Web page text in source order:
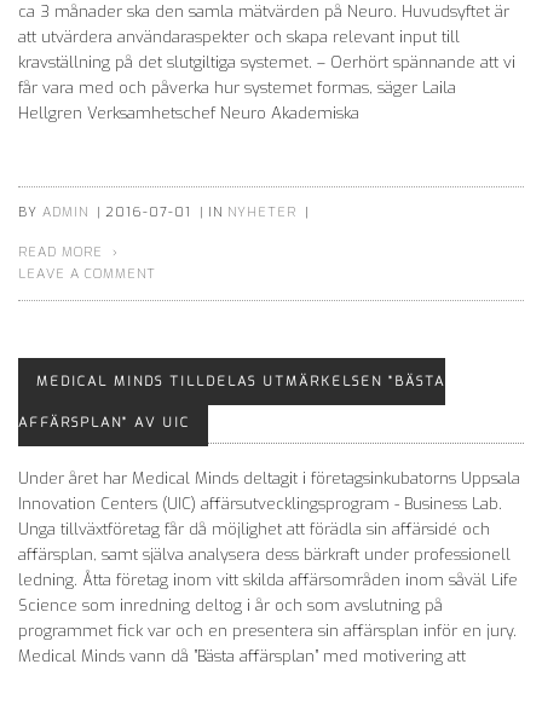
ca 3 månader ska den samla mätvärden på Neuro. Huvudsyftet är
att utvärdera användaraspekter och skapa relevant input till
kravställning på det slutgiltiga systemet. – Oerhört spännande att vi
får vara med och påverka hur systemet formas, säger Laila
Hellgren Verksamhetschef Neuro Akademiska
BY ADMIN | 2016-07-01 | IN NYHETER |
READ MORE
LEAVE A COMMENT
MEDICAL MINDS TILLDELAS UTMÄRKELSEN ”BÄSTA
AFFÄRSPLAN” AV UIC
Under året har Medical Minds deltagit i företagsinkubatorns Uppsala
Innovation Centers (UIC) affärsutvecklingsprogram - Business Lab.
Unga tillväxtföretag får då möjlighet att förädla sin affärsidé och
affärsplan, samt själva analysera dess bärkraft under professionell
ledning. Åtta företag inom vitt skilda affärsområden inom såväl Life
Science som inredning deltog i år och som avslutning på
programmet fick var och en presentera sin affärsplan inför en jury.
Medical Minds vann då ”Bästa affärsplan” med motivering att